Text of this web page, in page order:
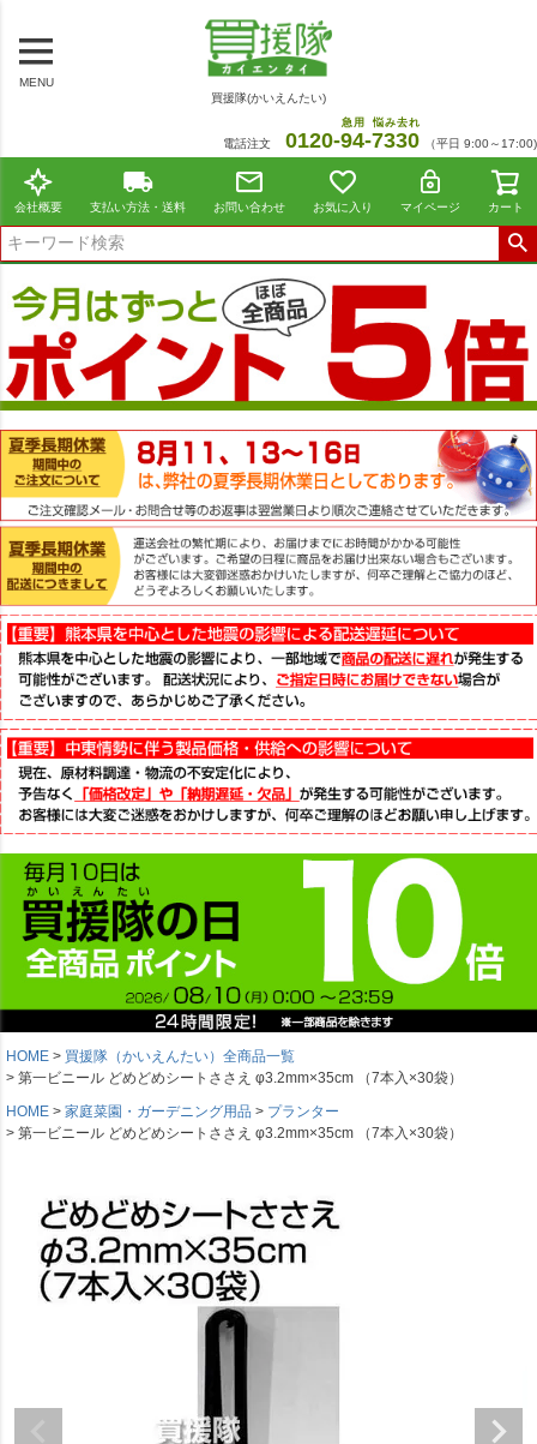
MENU
買援隊(かいえんたい)
電話注文 0120-94
急用
-7330
悩み去れ
（平日 9:00～17:00)
会社概要 支払い方法・送料 お問い合わせ お気に入り マイページ カート
HOME
買援隊（かいえんたい）全商品一覧
第一ビニール どめどめシートささえ φ3.2mm×35cm （7本入×30袋）
HOME
家庭菜園・ガーデニング用品
プランター
第一ビニール どめどめシートささえ φ3.2mm×35cm （7本入×30袋）